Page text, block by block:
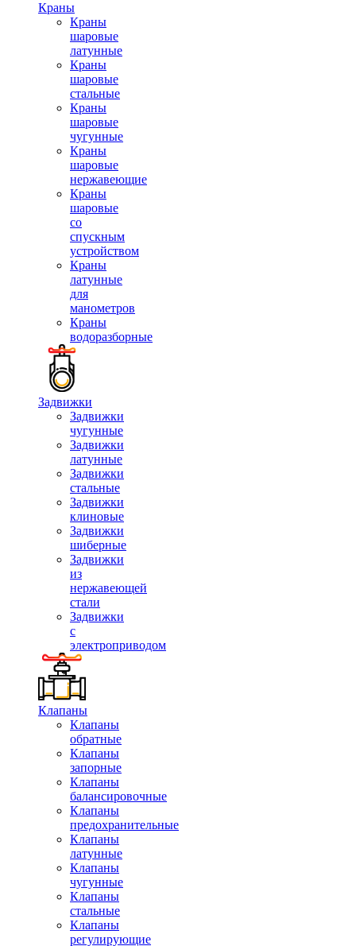
Краны
Краны
шаровые
латунные
Краны
шаровые
стальные
Краны
шаровые
чугунные
Краны
шаровые
нержавеющие
Краны
шаровые
со
спускным
устройством
Краны
латунные
для
манометров
Краны
водоразборные
Задвижки
Задвижки
чугунные
Задвижки
латунные
Задвижки
стальные
Задвижки
клиновые
Задвижки
шиберные
Задвижки
из
нержавеющей
стали
Задвижки
с
электроприводом
Клапаны
Клапаны
обратные
Клапаны
запорные
Клапаны
балансировочные
Клапаны
предохранительные
Клапаны
латунные
Клапаны
чугунные
Клапаны
стальные
Клапаны
регулирующие